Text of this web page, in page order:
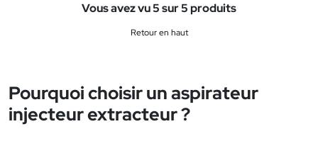
Vous avez vu 5 sur 5 produits
Retour en haut
Pourquoi choisir un aspirateur
injecteur extracteur ?